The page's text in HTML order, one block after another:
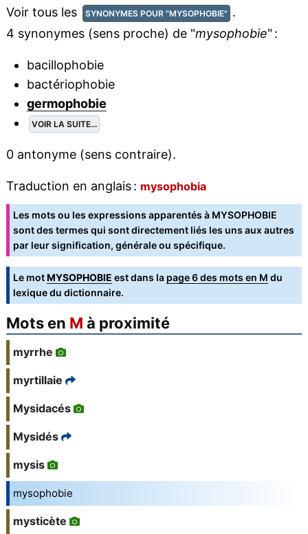
Voir tous les SYNONYMES POUR "MYSOPHOBIE" .
4 synonymes (sens proche) de "mysophobie" :
bacillophobie
bactériophobie
germophobie
VOIR LA SUITE...
0 antonyme (sens contraire).
Traduction en anglais : mysophobia
Les mots ou les expressions apparentés à MYSOPHOBIE
sont des termes qui sont directement liés les uns aux autres
par leur signification, générale ou spécifique.
Le motMYSOPHOBIE est dans la page 6 des mots en M du
lexique du dictionnaire.
Mots en M à proximité
myrrhe
myrtillaie
Mysidacés
Mysidés
mysis
mysophobie
mysticète